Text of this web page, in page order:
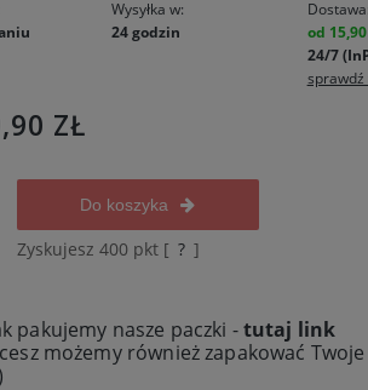
Wysyłka w:
24 godzin
Dostawa:
od 15,90
24/7
ZŁ
Do koszyka
Zyskujesz 400 pkt [ ? ]
pakujemy nasze paczki -tutaj link
możemy również zapakować